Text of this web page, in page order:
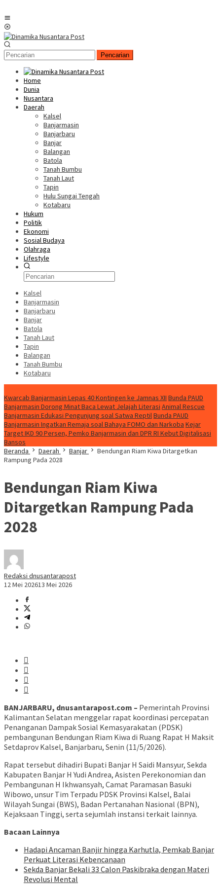
Pencarian
Home
Dunia
Nusantara
Daerah
Kalsel
Banjarmasin
Banjarbaru
Banjar
Balangan
Batola
Tanah Bumbu
Tanah Laut
Tapin
Hulu Sungai Tengah
Kotabaru
Hukum
Politik
Ekonomi
Sosial Budaya
Olahraga
Lifestyle
Kalsel
Banjarmasin
Banjarbaru
Banjar
Batola
Tanah Laut
Tapin
Balangan
Tanah Bumbu
Kotabaru
Kwarcab Banjarmasin Lepas 40 Kontingen ke Jamnas XII Bunda PAUD
Banjarmasin Dorong Minat Baca Lewat Jelajah Literasi Animal Rescue
Banjarmasin Edukasi Pengunjung soal Satwa ReptilBunda PAUD
Banjarmasin Ingatkan Remaja soal Bahaya FOMO dan Narkoba Kejar
Target IKD 90 Persen, Pemko Banjarmasin dan DPR RI Kebut Digitalisasi
Bansos
Beranda
Daerah Banjar
Bendungan Riam Kiwa Ditargetkan
Rampung Pada 2028
Bendungan Riam Kiwa
Ditargetkan Rampung Pada
2028
Redaksi dnusantarapost
12 Mei 202613 Mei 2026
BANJARBARU, dnusantarapost.com – Pemerintah Provinsi
Kalimantan Selatan menggelar rapat koordinasi percepatan
Penanganan Dampak Sosial Kemasyarakatan (PDSK)
pembangunan Bendungan Riam Kiwa di Ruang Rapat H Maksit
Setdaprov Kalsel, Banjarbaru, Senin (11/5/2026).
Rapat tersebut dihadiri Bupati Banjar H Saidi Mansyur, Sekda
Kabupaten Banjar H Yudi Andrea, Asisten Perekonomian dan
Pembangunan H Ikhwansyah, Camat Paramasan Basuki
Wibowo, unsur Tim Terpadu PDSK Provinsi Kalsel, Balai
Wilayah Sungai (BWS), Badan Pertanahan Nasional (BPN),
Kejaksaan Tinggi, serta sejumlah instansi terkait lainnya.
Bacaan Lainnya
Hadapi Ancaman Banjir hingga Karhutla, Pemkab Banjar
Perkuat Literasi Kebencanaan
Sekda Banjar Bekali 33 Calon Paskibraka dengan Materi
Revolusi Mental